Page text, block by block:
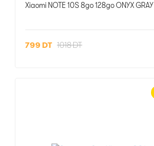
Xiaomi NOTE 10S 8go 128go ONYX GRAY
799 DT 1018 DT